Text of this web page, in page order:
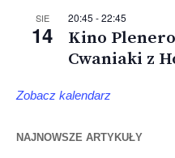
SIE
14
20:45 -22:45
Kino
Cwaniaki z
Zobacz kalendarz
NAJNOWSZE ARTYKUŁY